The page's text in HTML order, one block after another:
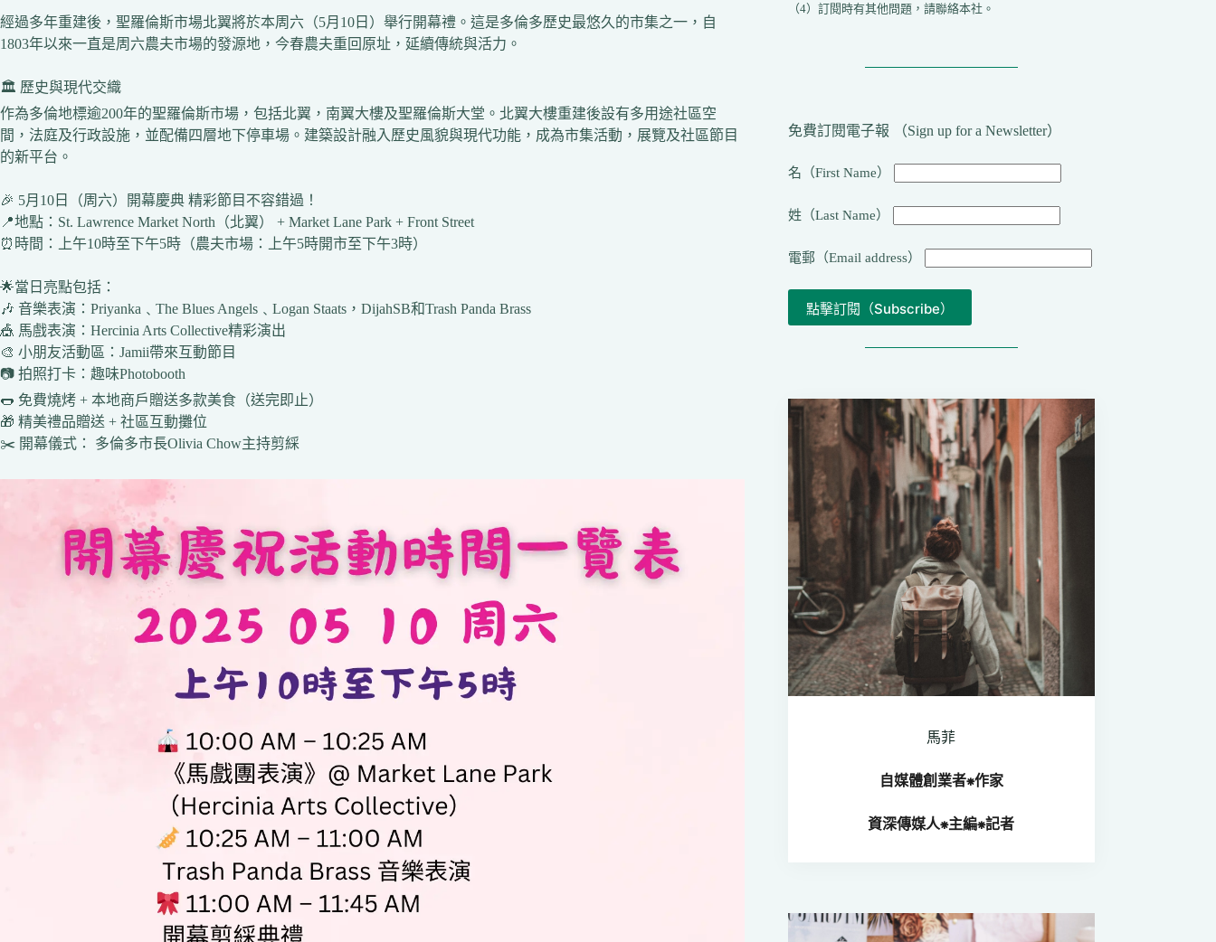
經過多年重建後，聖羅倫斯市場北翼將於本周六（5月10日）舉行開幕禮。這是多倫多歷史最悠久的市集之一，自
1803年以來一直是周六農夫市場的發源地，今春農夫重回原址，延續傳統與活力。
🏛️ 歷史與現代交織
作為多倫地標逾200年的聖羅倫斯市場，包括北翼，南翼大樓及聖羅倫斯大堂。北翼大樓重建後設有多用途社區空
間，法庭及行政設施，並配備四層地下停車場。建築設計融入歷史風貌與現代功能，成為市集活動，展覽及社區節目
的新平台。
🎉 5月10日（周六）開幕慶典 精彩節目不容錯過！
📍地點：St. Lawrence Market North（北翼） + Market Lane Park + Front Street
⏰時間：上午10時至下午5時（農夫市場：上午5時開市至下午3時）
🌟當日亮點包括：
🎶 音樂表演：Priyanka﹑The Blues Angels﹑Logan Staats，DijahSB和Trash Panda Brass
🎪 馬戲表演：Hercinia Arts Collective精彩演出
🎨 小朋友活動區：Jamii帶來互動節目
📷 拍照打卡：趣味Photobooth
🌭 免費燒烤 + 本地商戶贈送多款美食（送完即止）
🎁 精美禮品贈送 + 社區互動攤位
✂️ 開幕儀式： 多倫多市長Olivia Chow主持剪綵
（4）訂閱時有其他問題，請聯絡本社。
免費訂閱電子報 （Sign up for a Newsletter）
名（First Name）
姓（Last Name）
電郵（Email address）
馬菲
自媒體創業者⁕作家
資深傳媒人⁕主編⁕記者